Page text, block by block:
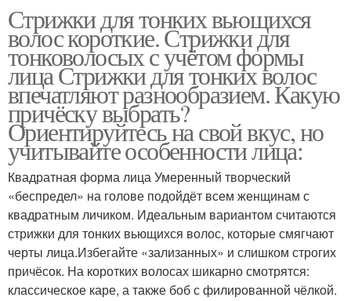
Стрижки для тонких вьющихся
волос короткие. Стрижки для
тонковолосых с учётом формы
лица Стрижки для тонких волос
впечатляют разнообразием. Какую
причёску выбрать?
Ориентируйтесь на свой вкус, но
учитывайте особенности лица:
Квадратная форма лица Умеренный творческий
«беспредел» на голове подойдёт всем женщинам с
квадратным личиком. Идеальным вариантом считаются
стрижки для тонких вьющихся волос, которые смягчают
черты лица.Избегайте «зализанных» и слишком строгих
причёсок. На коротких волосах шикарно смотрятся:
классическое каре, а также боб с филированной чёлкой.